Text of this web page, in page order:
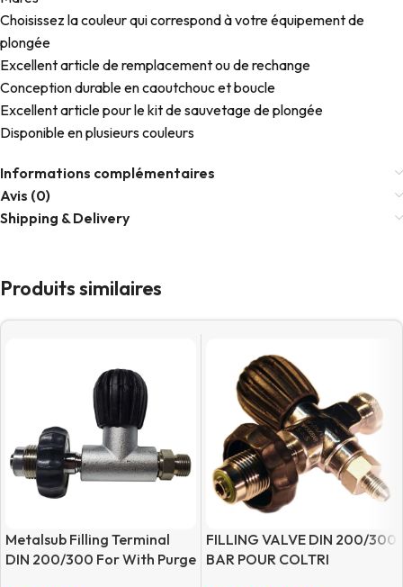
Choisissez la couleur qui correspond à votre équipement de
plongée
Excellent article de remplacement ou de rechange
Conception durable en caoutchouc et boucle
Excellent article pour le kit de sauvetage de plongée
Disponible en plusieurs couleurs
Informations complémentaires
Avis (0)
Shipping & Delivery
Produits similaires
Metalsub Filling Terminal
DIN 200/300 For With Purge
FILLING VALVE DIN 200/300
BAR POUR COLTRI